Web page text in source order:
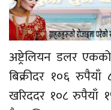
अष्ट्रेलियन डलर
बिक्रीदर १०६
खरिददर १०८ रुपैयाँ